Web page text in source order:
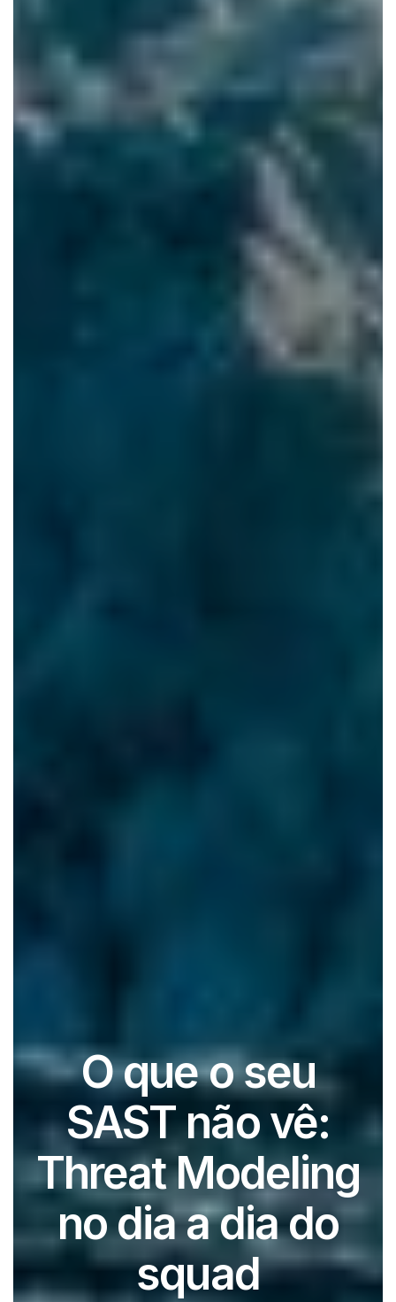
O que o seu
SAST não vê:
Threat Modeling
no dia a dia do
squad